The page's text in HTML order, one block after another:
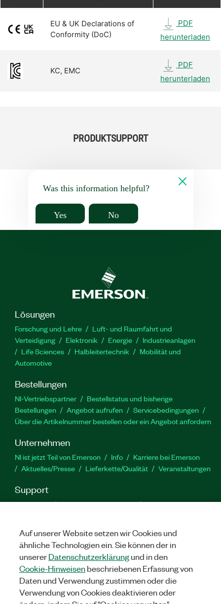
EU & UK Declarations of
Conformity (DoC)
PDF
herunterladen
KC, EMC
PDF
herunterladen
PRODUKTSUPPORT
Was this information helpful?
Yes No
Lösungen
Forschung und Lehre
Luft- und Raumfahrt und
Verteidigung
Elektronik Energie
Industrieanlagen
Life Sciences
Halbleitertechnik
Mobilität und
Automotive
Bestellungen
NI-Vertriebspartner
Bestellstatus und bisherige
Bestellungen
Angebot aufrufen
Servicebedingungen
Über die Artikelnummer bestellen oder ein Angebot anfordern
Unternehmen
NI ist jetzt Teil von Emerson Info
Karriere bei Emerson
Aktuelles/Presse
Lieferkette/Qualität Veranstaltungen
Support
Downloads Produktdokumentation
Diskussionsforen
YouTube
Twitter
©NATIONAL INSTRUMENTS CORP. ALLE RECHTE VORBEHALTEN.
Auf unserer Website setzen wir Cookies und
ähnliche Technologien ein. Sie können der in
unsererDatenschutzerklärungund in den
Cookie-Hinweisenbeschriebenen Erfassung von
Daten und Verwendung zustimmen oder die
Verwendung von Cookies deaktivieren oder